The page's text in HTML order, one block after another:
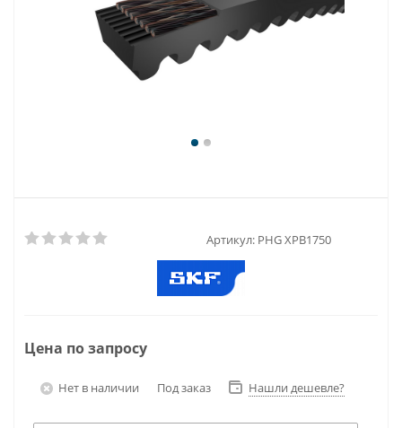
Артикул: PHG XPB1750
Цена по запросу
Нет в наличии Под заказ Нашли дешевле?